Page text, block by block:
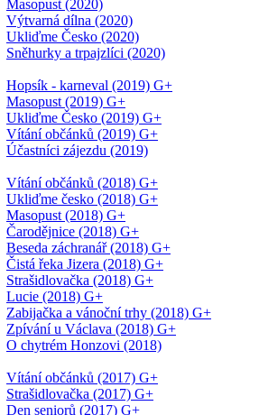
Masopust (2020)
Výtvarná dílna (2020)
Ukliďme Česko (2020)
Sněhurky a trpajzlíci (2020)
Hopsík - karneval (2019) G+
Masopust (2019) G+
Ukliďme Česko (2019) G+
Vítání občánků (2019) G+
Účastníci zájezdu (2019)
Vítání občánků (2018) G+
Ukliďme česko (2018) G+
Masopust (2018) G+
Čarodějnice (2018) G+
Beseda záchranář (2018) G+
Čistá řeka Jizera (2018) G+
Strašidlovačka (2018) G+
Lucie (2018) G+
Zabijačka a vánoční trhy (2018) G+
Zpívání u Václava (2018) G+
O chytrém Honzovi (2018)
Vítání občánků (2017) G+
Strašidlovačka (2017) G+
Den seniorů (2017) G+